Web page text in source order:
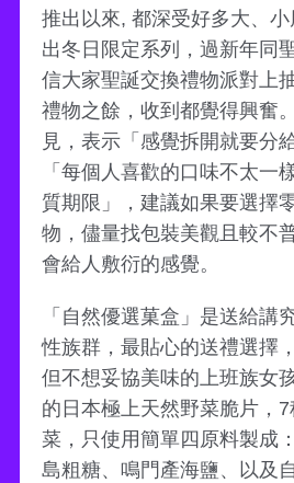
推出以來, 都深受好多大、
出冬日限定系列，過新年同
信大家聖誕交換禮物派對上
禮物之餘，收到都覺得興奮
見，表示「感覺拆開就要分
「每個人喜歡的口味不太一
質期限」，建議如果要選擇
物，儘量找包裝美觀且較不
會給人敷衍的感覺。
「自然優選菓盒」是送給講
性族群，最貼心的送禮選擇
但不想妥協美味的上班族女
的日本極上天然野菜脆片，
菜，只使用簡單四原料製成
島粗糖、鳴門產海鹽、以及